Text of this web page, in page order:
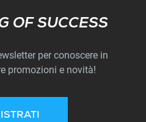
Subscribe
OF SUCCESS
per conoscere in
promozioni e novità!